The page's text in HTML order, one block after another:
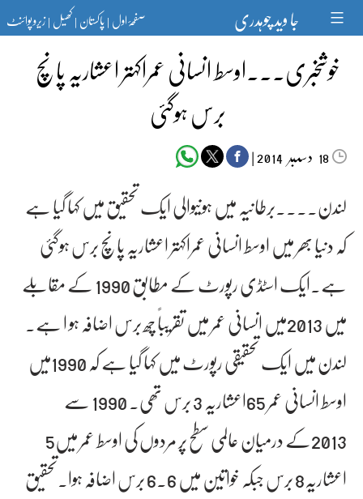
content جا وید چوہدری صفحۂ اول|پاکستان|کھیل|زیرو پوائنٹ
خوشخبری۔۔۔اوسط انسانی عمراکہتر اعشاریہ پانچ
برس ہوگئی
18 دسمبر‬‮ |
لندن۔۔۔۔برطانیہ میں ہونیوالی ایک تحقیق میں کہا گیا ہے
کہ دنیا بھر میں اوسط انسانی عمراکہتر اعشاریہ پانچ برس ہوگئی
ہے۔ایک اسٹڈی رپورٹ کے مطابق 1990 کے مقابلے
میں 2013میں انسانی عمر میں تقریباً چھ برس اضافہ ہو ا ہے۔
لندن میں ایک تحقیقی رپورٹ میں کہا گیا ہے کہ 1990میں
اوسط انسانی عمر 65اعشاریہ 3 برس تھی۔ 1990 سے
2013کے درمیان عالمی سطح پر مردوں کی اوسط عمر میں5
اعشاریہ8 برس جبکہ خواتین میں 6.6 برس اضافہ ہوا۔تحقیق